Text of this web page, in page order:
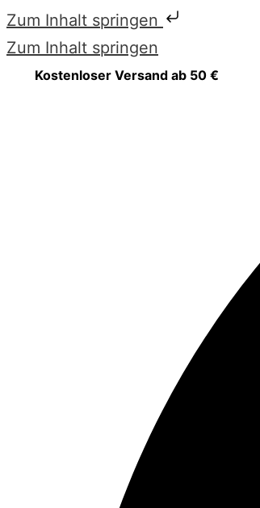
Zum Inhalt springen
Zum Inhalt springen
Kostenloser Versand ab 50 €